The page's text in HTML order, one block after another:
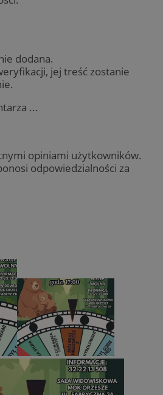
dodana.
jej treść zostanie
...
opiniami użytkowników.
odpowiedzialności za